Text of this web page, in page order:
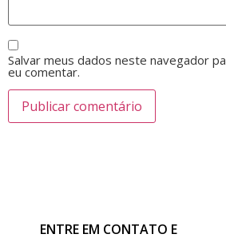
Salvar meus dados neste navegador
eu comentar.
ENTRE EM CONTATO E